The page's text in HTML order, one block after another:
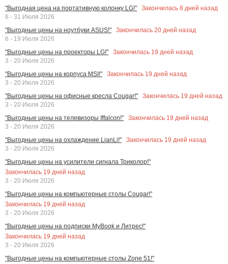
"Выгодная цена на портативную колонку LG!" Закончилась 8 дней назад
6 - 31 Июля 2026
"Выгодные цены на ноутбуки ASUS!"
Закончилась 20 дней назад
6 - 19 Июля 2026
"Выгодные цены на проекторы LG!"
Закончилась 19 дней назад
3 - 20 Июля 2026
"Выгодные цены на корпуса MSI!"
Закончилась 19 дней назад
3 - 20 Июля 2026
"Выгодные цены на офисные кресла Cougar!"
Закончилась 19 дней назад
3 - 20 Июля 2026
"Выгодные цены на телевизоры Iffalcon!"
Закончилась 19 дней назад
3 - 20 Июля 2026
"Выгодные цены на охлаждение LianLi!"
Закончилась 19 дней назад
3 - 20 Июля 2026
"Выгодные цены на усилители сигнала Триколор!"
Закончилась 19 дней назад
3 - 20 Июля 2026
"Выгодные цены на компьютерные столы Cougar!"
Закончилась 19 дней назад
3 - 20 Июля 2026
"Выгодные цены на подписки MyBook и Литрес!"
Закончилась 19 дней назад
3 - 20 Июля 2026
"Выгодные цены на компьютерные столы Zone 51!"